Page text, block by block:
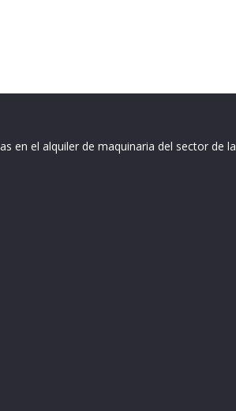
en el alquiler de maquinaria del sector de